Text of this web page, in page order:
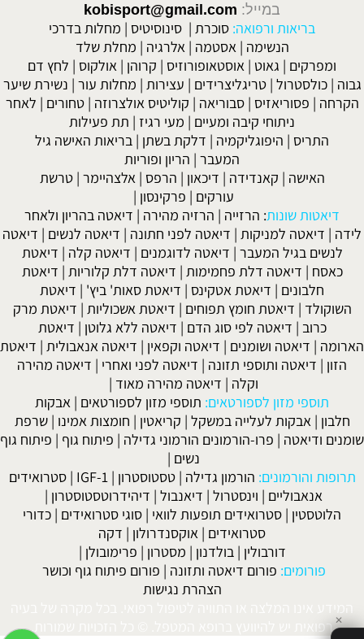
במייל: kobisport@gmail.com
בריאות ורפואה: סוכרת | סינוסיטיס | מחלות בדרכי
הנשימה | אסטמה | אלרגיה | מחלת שלד
ומפרקים | גאוט | אוסטאופורוזיס | קרוהן | אולקוס | לחץ דם
גבוה |כולסטרול |טריגליצרידים | עצירות | מחלות עור | נשירת שיער
הקרחה | פסוריאזיס |סבוריאה | קוליטיס אולצרוזה |טחורים | לאחר
ניתוחי קיבה ומעיים | מעי רגיז | תת פעילות
התריס | היפוגליקמיה | דלקת בשתן | בריאות האישה גיל
המעבר | הריון ופוריות
האישה | קאנדידה | דיכאון | הרפס | אלצהיימר |טרשת
עורקים | פרקינסון |
דיאטות שונות: הרזייה | הרזיה מהירה | דיאטה בהריון ולאחר
לידה | דיאטה למניקות | דיאטה לפני חתונה | דיאטה לנשים | דיאטה
לנשים בגיל המעבר | דיאטה לדוגמנים | דיאטה קלה | דיאטת
כאסח | דיאטה דלת פחמימות | דיאטה דלת קלוריות | דיאטת
חלבונים | דיאטת אטקינס | דיאטת סאות' ביץ' | דיאטת
השוקולד | דיאטת חומץ תפוחים | דיאטת אשכוליות | דיאטת מרק
כרוב | דיאטה לפי סוג הדם | דיאטה ללא גלוטן | דיאטת
הארומה | דיאטה ושומנים | דיאטה וקפאין | דיאטה אנאבולית | דיאטת
הזון | דיאטה ותוספי תזונה | דיאטה לפני ואחרי | דיאטה מהירה
וקלה | דיאטה מהירה מאוד |
תוספי מזון לספורטאים: תוספי מזון לספורטאים | אבקות
חלבון | אבקות לעלייה במשקל | קריאטין | חומצות אמינו |שרפת
שומנים ודיאטה | פרו-הורמונים הורמוני גדילה | פיתוח גוף | פיתוח גוף
נשים |
תרופות והורמונים: הורמון גדילה |טסטוסטרון |
IGF-1
|סטרואידים
אנאבוליים | וינסטרול | דיאנבול | דיהידרוטסטוסטרון |
הלוטסטין | סטרואידים תופעות לוואי | סוגי סטרואידים | כדורי
סטרואידים | אוקסנדרולון | דקה
דורבולין | בולדנון | מסטרון | פרימובולן |
פורומים: פורום דיאטה ותזונה | פורום פיתוח גוף וכושר
הצהרת נגישות
המידע אינו המלצה או התוויה לטיפול רפואי. בכל מקרה של בעיה
רפואית יש להיוועץ ברופא המטפל. © כל הזכויות שמורות. ✕